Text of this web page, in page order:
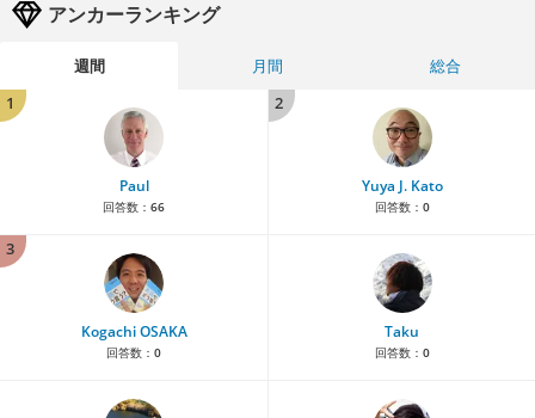
アンカーランキング
週間 月間
総合
1
Paul
回答数： 66
2
Yuya J. Kato
回答数： 0
3
Kogachi OSAKA
回答数： 0
Taku
回答数： 0